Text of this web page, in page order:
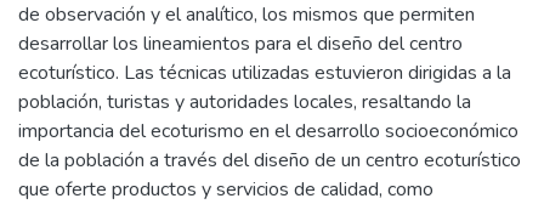
de observación y el analítico, los mismos que permiten
desarrollar los lineamientos para el diseño del centro
ecoturístico. Las técnicas utilizadas estuvieron dirigidas a la
población, turistas y autoridades locales, resaltando la
importancia del ecoturismo en el desarrollo socioeconómico
de la población a través del diseño de un centro ecoturístico
que oferte productos y servicios de calidad, como